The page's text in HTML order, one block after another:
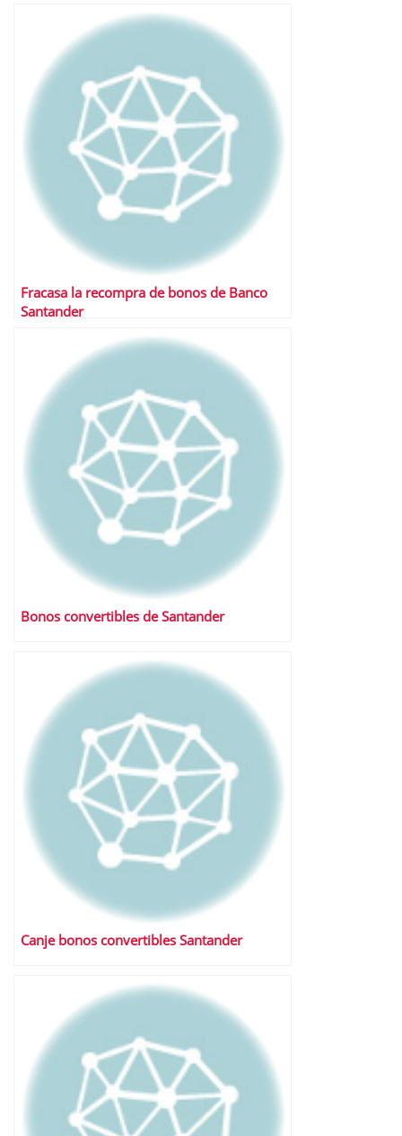
Fracasa la recompra de bonos de Banco
Santander
Bonos convertibles de Santander
Canje bonos convertibles Santander